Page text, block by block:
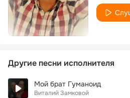
Другие песни исполнителя
Мой брат Гуманоид
Виталий Замковой